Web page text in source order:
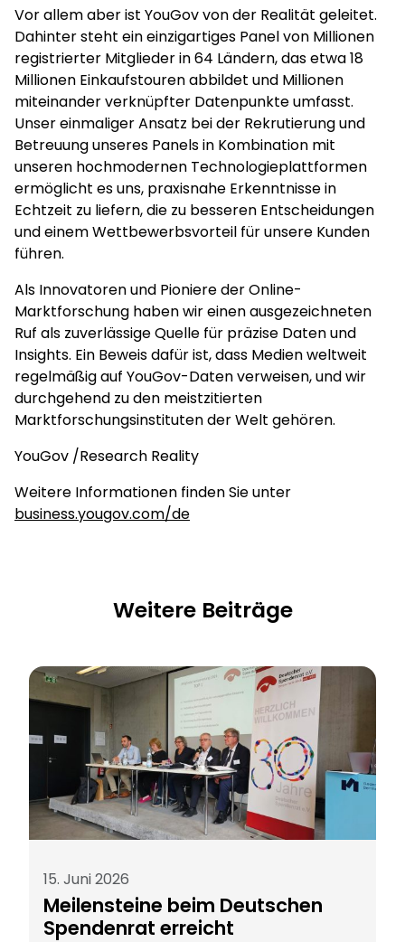
Vor allem aber ist YouGov von der Realität geleitet.
Dahinter steht ein einzigartiges Panel von Millionen
registrierter Mitglieder in 64 Ländern, das etwa 18
Millionen Einkaufstouren abbildet und Millionen
miteinander verknüpfter Datenpunkte umfasst.
Unser einmaliger Ansatz bei der Rekrutierung und
Betreuung unseres Panels in Kombination mit
unseren hochmodernen Technologieplattformen
ermöglicht es uns, praxisnahe Erkenntnisse in
Echtzeit zu liefern, die zu besseren Entscheidungen
und einem Wettbewerbsvorteil für unsere Kunden
führen.
Als Innovatoren und Pioniere der Online-
Marktforschung haben wir einen ausgezeichneten
Ruf als zuverlässige Quelle für präzise Daten und
Insights. Ein Beweis dafür ist, dass Medien weltweit
regelmäßig auf YouGov-Daten verweisen, und wir
durchgehend zu den meistzitierten
Marktforschungsinstituten der Welt gehören.
YouGov /Research Reality
Weitere Informationen finden Sie unter
business.yougov.com/de
Weitere Beiträge
15. Juni 2026
Meilensteine beim Deutschen
Spendenrat erreicht